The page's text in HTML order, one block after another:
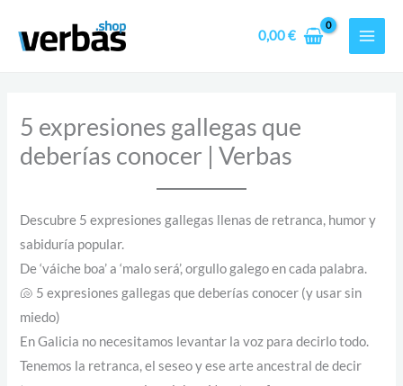
0,00€
5 expresiones gallegas que
deberías conocer | Verbas
Descubre 5 expresiones gallegas llenas de retranca, humor y
sabiduría popular.
De ‘váiche boa’ a ‘malo será’, orgullo galego en cada palabra.
🐚 5 expresiones gallegas que deberías conocer (y usar sin
miedo)
En Galicia no necesitamos levantar la voz para decirlo todo.
Tenemos la retranca, el seseo y ese arte ancestral de decir
a
d
e
e
c
i
o
:
d
a
e
t
A
R
C
H
O
Q
U